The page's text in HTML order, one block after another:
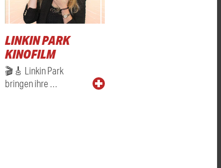
LINKIN PARK
KINOFILM
🎬🎸 Linkin Park
bringen ihre …